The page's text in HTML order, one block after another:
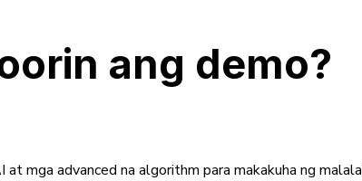
ang demo?
mga advanced na algorithm para makakuha ng